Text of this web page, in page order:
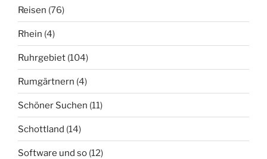
Reisen (76)
Rhein (4)
Ruhrgebiet (104)
Rumgärtnern (4)
Schöner Suchen (11)
Schottland (14)
Software und so (12)